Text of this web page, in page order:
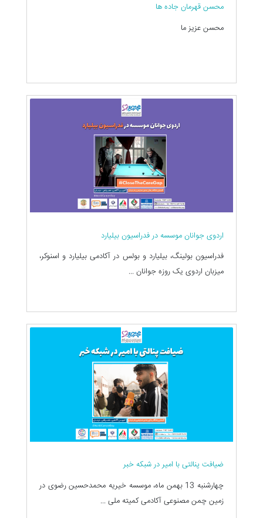
محسن قهرمان جاده ها
محسن عزیز ما
اردوی جوانان موسسه در فدراسیون بیلیارد
فدراسیون بولینگ، بیلیارد و بولس در آکادمی بیلیارد و اسنوکر،
میزبان اردوی یک روزه جوانان ...
ضیافت پنالتی با امیر در شبکه خبر
چهارشنبه 13 بهمن ماه، موسسه خیریه محمدحسین رضوی در
زمین چمن مصنوعی آکادمی کمیته ملی ...